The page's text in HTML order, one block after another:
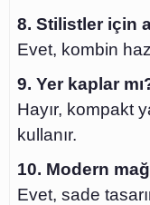
8. Stilistler için
Evet, kombin
9. Yer kaplar
Hayır, kompakt
kullanır.
10. Modern
Evet, sade